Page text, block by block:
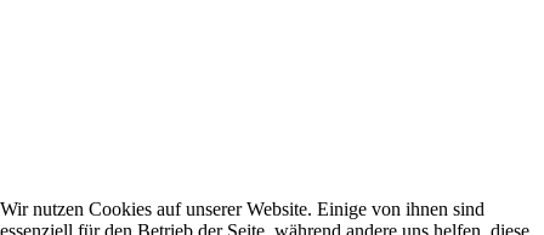
Wir nutzen Cookies auf unserer Website. Einige von ihnen sind
essenziell für den Betrieb der Seite, während andere uns helfen, diese